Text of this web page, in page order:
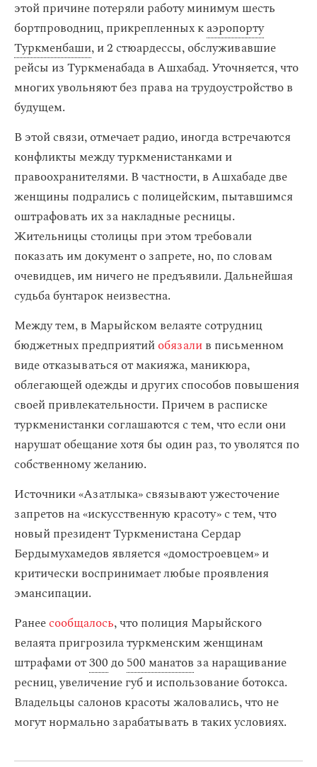
этой причине потеряли работу минимум шесть
бортпроводниц, прикрепленных каэропорту
Туркменбаши, и 2 стюардессы, обслуживавшие
рейсы из Туркменабада в Ашхабад. Уточняется, что
многих увольняют без права на трудоустройство в
будущем.
В этой связи, отмечает радио, иногда встречаются
конфликты между туркменистанками и
правоохранителями. В частности, в Ашхабаде две
женщины подрались с полицейским, пытавшимся
оштрафовать их за накладные ресницы.
Жительницы столицы при этом требовали
показать им документ о запрете, но, по словам
очевидцев, им ничего не предъявили. Дальнейшая
судьба бунтарок неизвестна.
Между тем, в Марыйском велаяте сотрудниц
бюджетных предприятийобязалив письменном
виде отказываться от макияжа, маникюра,
облегающей одежды и других способов повышения
своей привлекательности. Причем в расписке
туркменистанки соглашаются с тем, что если они
нарушат обещание хотя бы один раз, то уволятся по
собственному желанию.
Источники «Азатлыка» связывают ужесточение
запретов на «искусственную красоту» с тем, что
новый президент Туркменистана Сердар
Бердымухамедов является «домостроевцем» и
критически воспринимает любые проявления
эмансипации.
Ранеесообщалось, что полиция Марыйского
велаята пригрозила туркменским женщинам
штрафами от300до500 манатов за наращивание
ресниц, увеличение губ и использование ботокса.
Владельцы салонов красоты жаловались, что не
могут нормально зарабатывать в таких условиях.